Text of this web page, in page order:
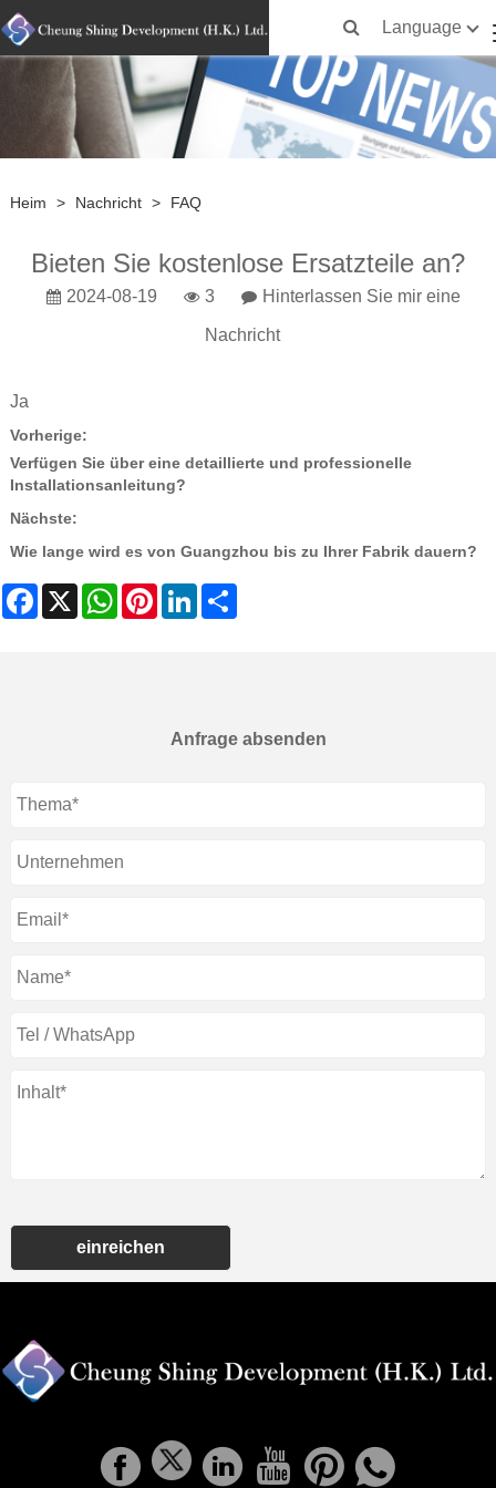
Language
Heim > Nachricht > FAQ
Bieten Sie kostenlose Ersatzteile an?
2024-08-19 3 Hinterlassen Sie mir eine
Nachricht
Ja
Vorherige:
Verfügen Sie über eine detaillierte und professionelle
Installationsanleitung?
Nächste:
Wie lange wird es von Guangzhou bis zu Ihrer Fabrik dauern?
Facebook
X WhatsAppPinterestLinkedIn
Anfrage absenden
einreichen